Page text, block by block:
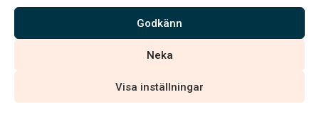
Godkänn
Neka
Visa inställningar
Vi är auktoriserade av Sveriges Begravningsbyråers Förbund och
har högt ställda krav på utbildning, kvalitet, miljö och arbetsmiljö.